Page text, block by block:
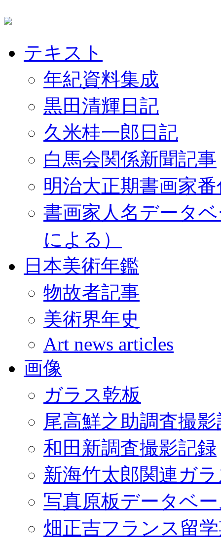
テキスト
年紀資料集成
黒田清輝日記
久米桂一郎日記
白馬会関係新聞記事
明治大正期書画家
書画家人名データ
による）
日本美術年鑑
物故者記事
美術界年史
Art news articles
画像
ガラス乾板
尾高鮮之助調査撮
和田新調査撮影記録
新海竹太郎関連ガ
写真原板データベ
畑正吉フランス留